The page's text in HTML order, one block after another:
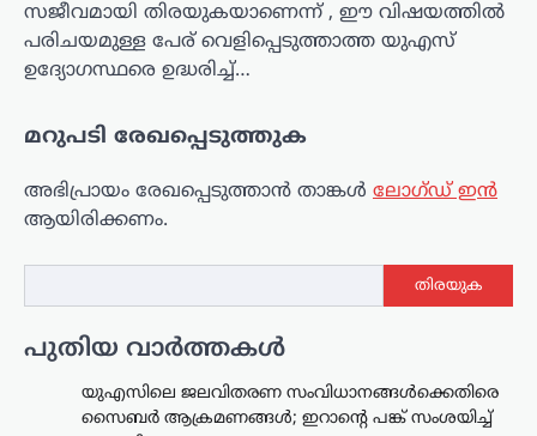
സജീവമായി തിരയുകയാണെന്ന് , ഈ വിഷയത്തിൽ
പരിചയമുള്ള പേര് വെളിപ്പെടുത്താത്ത യുഎസ്
ഉദ്യോഗസ്ഥരെ ഉദ്ധരിച്ച്…
മറുപടി രേഖപ്പെടുത്തുക
അഭിപ്രായം രേഖപ്പെടുത്താ‍ൻ താങ്കൾ ലോഗ്ഡ് ഇൻ
ആയിരിക്കണം.
തിരയുക
പുതിയ വാർത്തകൾ
യുഎസിലെ ജലവിതരണ സംവിധാനങ്ങൾക്കെതിരെ
സൈബർ ആക്രമണങ്ങൾ; ഇറാന്റെ പങ്ക് സംശയിച്ച്